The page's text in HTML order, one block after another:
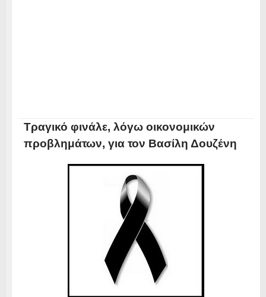
Τραγικό φινάλε, λόγω οικονομικών
προβλημάτων, για τον Βασίλη Δουζένη